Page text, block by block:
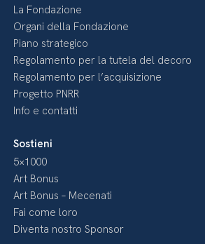
La Fondazione
Organi della Fondazione
Piano strategico
Regolamento per la tutela del decoro
Regolamento per l’acquisizione
Progetto PNRR
Info e contatti
Sostieni
5×1000
Art Bonus
Art Bonus – Mecenati
Fai come loro
Diventa nostro Sponsor